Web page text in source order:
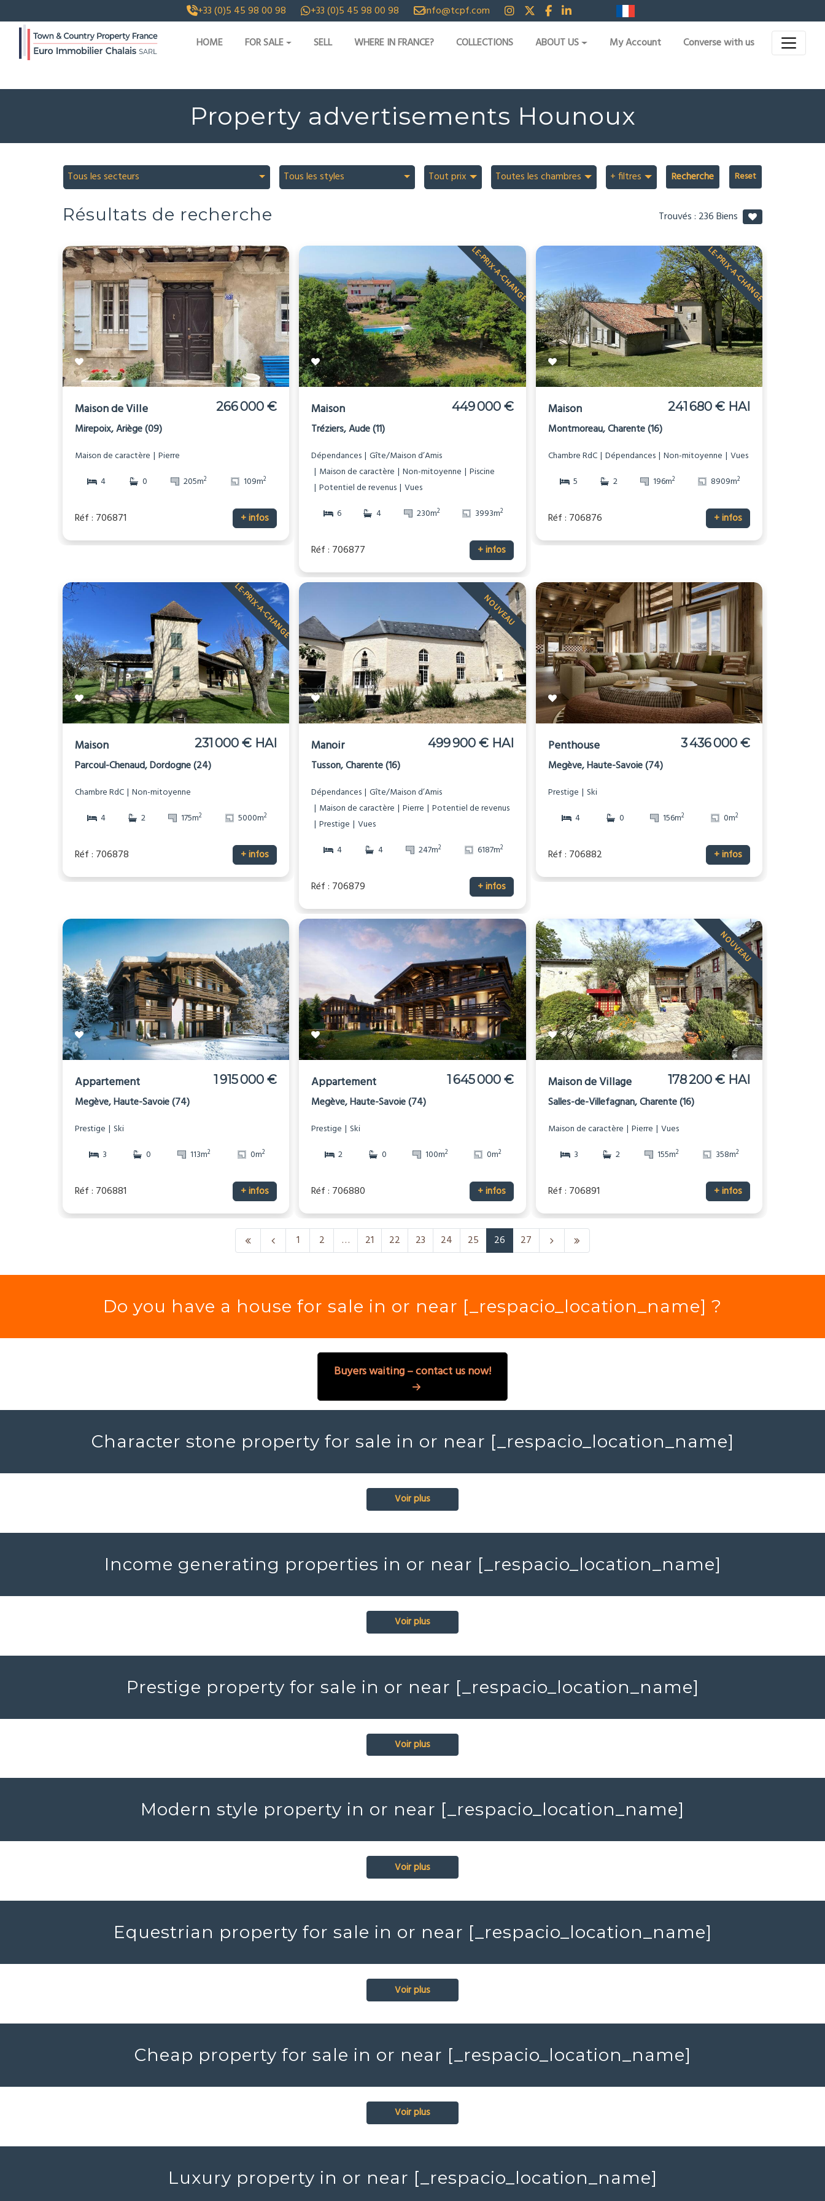
+33 (0)5 45 98 00 98 +33 (0)5 45 98 00 98 info@tcpf.com
HOME FOR SALE SELL WHERE IN FRANCE? COLLECTIONS ABOUT US My Account Converse with us
Property advertisements Hounoux
Tous les secteurs Tous les styles Tout prix Toutes les chambres + filtres Recherche
Résultats de recherche Trouvés : 236Biens
Maison de Ville 266 000 €
Mirepoix, Ariège (09)
Maison de caractère
Pierre
4
0 205m2 109m2
Réf : 706871 + infos
LE-PRIX-A-CHANGE
Maison 449 000 €
Tréziers, Aude (11)
Dépendances Gîte/Maison d’Amis
Maison de caractère
Non-mitoyenne
Piscine
Potentiel de revenus Vues
6
4 230m2 3993m2
Réf : 706877 + infos
LE-PRIX-A-CHANGE
Maison 241 680 € HAI
Montmoreau, Charente (16)
Chambre RdC Dépendances Non-mitoyenne
Vues
5
2 196m2 8909m2
Réf : 706876 + infos
LE-PRIX-A-CHANGE
Maison 231 000 € HAI
Parcoul-Chenaud, Dordogne (24)
Chambre RdC Non-mitoyenne
4
2 175m2 5000m2
Réf : 706878 + infos
NOUVEAU
Manoir 499 900 € HAI
Tusson, Charente (16)
Dépendances Gîte/Maison d’Amis
Maison de caractère
Pierre
Potentiel de revenus
Prestige
Vues
4
4 247m2 6187m2
Réf : 706879 + infos
Penthouse 3 436 000 €
Megève, Haute-Savoie (74)
Prestige
Ski
4
0 156m2 0m2
Réf : 706882 + infos
Appartement 1 915 000 €
Megève, Haute-Savoie (74)
Prestige
Ski
3
0 113m2 0m2
Réf : 706881 + infos
Appartement 1 645 000 €
Megève, Haute-Savoie (74)
Prestige
Ski
2
0 100m2 0m2
Réf : 706880 + infos
NOUVEAU
Maison de Village 178 200 € HAI
Salles-de-Villefagnan, Charente (16)
Maison de caractère Pierre
Vues
3
2 155m2 358m2
Réf : 706891 + infos
1 2 … 21 22 23 24 25 26 27
Do you have a house for sale in or near [_respacio_location_name] ?
Buyers waiting – contact us now!
Character stone property for sale in or near [_respacio_location_name]
Voir plus
Income generating properties in or near [_respacio_location_name]
Voir plus
Prestige property for sale in or near [_respacio_location_name]
Voir plus
Modern style property in or near [_respacio_location_name]
Voir plus
Equestrian property for sale in or near [_respacio_location_name]
Voir plus
Cheap property for sale in or near [_respacio_location_name]
Voir plus
Luxury property in or near [_respacio_location_name]